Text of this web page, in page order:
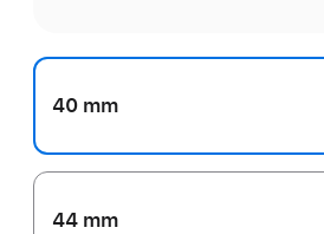
40 mm
44 mm